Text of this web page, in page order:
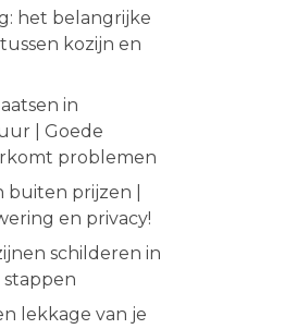
het belangrijke
kozijn en
in
| Goede
problemen
prijzen |
en privacy!
schilderen in
lekkage van je